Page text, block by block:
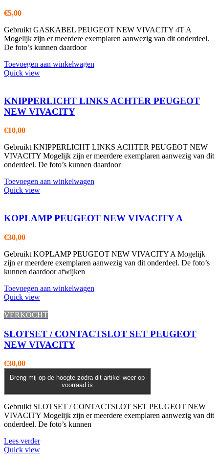
€5,00
Gebruikt GASKABEL PEUGEOT NEW VIVACITY 4T A
Mogelijk zijn er meerdere exemplaren aanwezig van dit onderdeel.
De foto’s kunnen daardoor
Toevoegen aan winkelwagen
Quick view
KNIPPERLICHT LINKS ACHTER PEUGEOT
NEW VIVACITY
€10,00
Gebruikt KNIPPERLICHT LINKS ACHTER PEUGEOT NEW
VIVACITY Mogelijk zijn er meerdere exemplaren aanwezig van dit
onderdeel. De foto’s kunnen daardoor
Toevoegen aan winkelwagen
Quick view
KOPLAMP PEUGEOT NEW VIVACITY A
€30,00
Gebruikt KOPLAMP PEUGEOT NEW VIVACITY A Mogelijk
zijn er meerdere exemplaren aanwezig van dit onderdeel. De foto’s
kunnen daardoor afwijken
Toevoegen aan winkelwagen
Quick view
VERKOCHT
SLOTSET / CONTACTSLOT SET PEUGEOT
NEW VIVACITY
€30,00
Breng mij op de hoogte zodra dit artikel weer op
voorraad is
Gebruikt SLOTSET / CONTACTSLOT SET PEUGEOT NEW
VIVACITY Mogelijk zijn er meerdere exemplaren aanwezig van dit
onderdeel. De foto’s kunnen
Lees verder
Quick view